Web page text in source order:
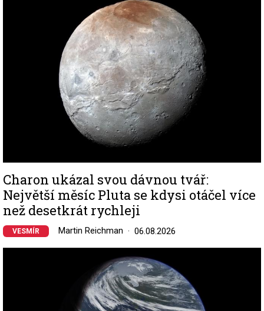
Charon ukázal svou dávnou tvář:
Největší měsíc Pluta se kdysi otáčel více
než desetkrát rychleji
VESMÍR Martin Reichman 06.08.2026